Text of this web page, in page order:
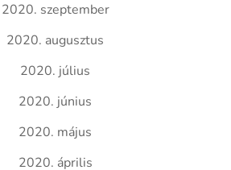
2020. szeptember
2020. augusztus
2020. július
2020. június
2020. május
2020. április